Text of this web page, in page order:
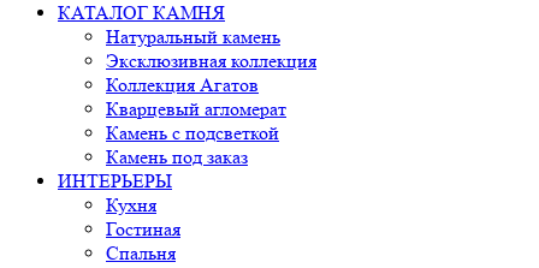
КАТАЛОГ КАМНЯ
Натуральный камень
Эксклюзивная коллекция
Коллекция Агатов
Кварцевый агломерат
Камень с подсветкой
Камень под заказ
ИНТЕРЬЕРЫ
Кухня
Гостиная
Спальня